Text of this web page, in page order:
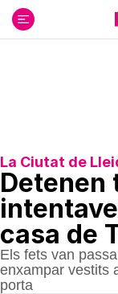
contenido
La Ciutat de
Detenen
casa de
Els fets van
enxampar vestits
porta